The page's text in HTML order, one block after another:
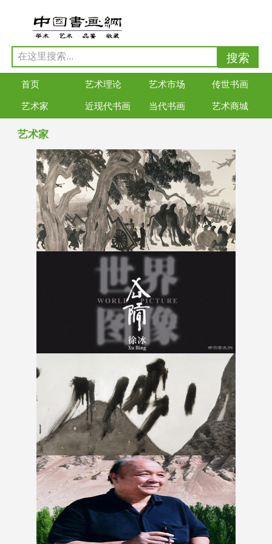
首页 艺术理论 艺术市场 传世书画
艺术家 近现代书画 当代书画 艺术商城
艺术家